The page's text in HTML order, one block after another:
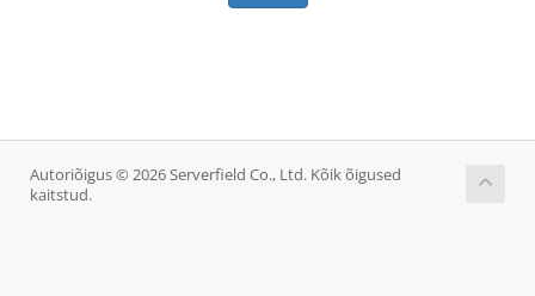
Autoriõigus © 2026 Serverfield Co., Ltd. Kõik õigused
kaitstud.